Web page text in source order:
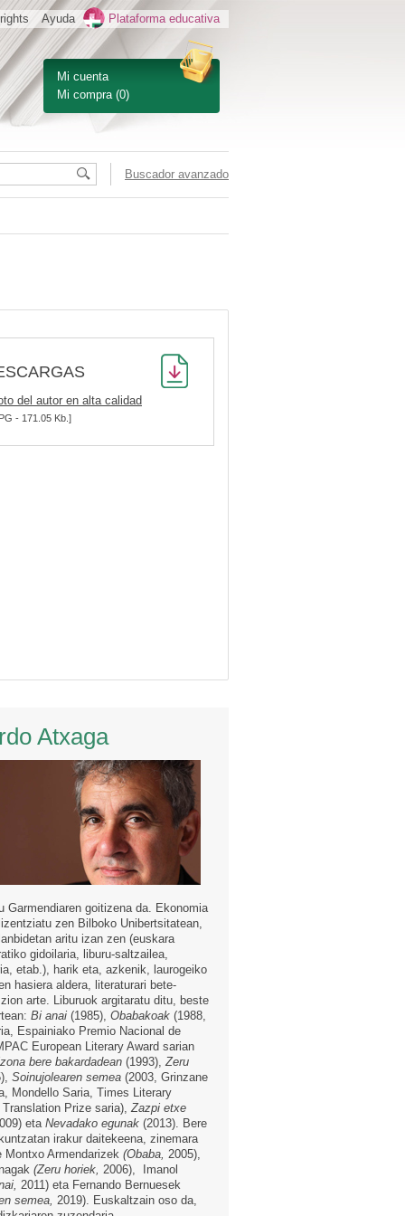
Mi cuenta
Mi compra (0)
Ayuda Plataforma educativa
Buscador avanzado
del autor en alta calidad
- 171.05 Kb.]
Atxaga
Garmendiaren goitizena da. Ekonomia
zen Bilboko Unibertsitatean,
aritu izan zen (euskara
gidoilaria, liburu-saltzailea,
etab.), harik eta, azkenik, laurogeiko
hasiera aldera, literaturari bete-
arte. Liburuok argitaratu ditu, beste
Bi anai (1985), Obabakoak (1988,
Espainiako Premio Nacional de
European Literary Award sarian
bere bakardadean (1993), Zeru
Soinujolearen semea (2003, Grinzane
Mondello Saria, Times Literary
Prize saria), Zazpi etxe
eta Nevadako egunak (2013). Bere
irakur daitekeena, zinemara
Montxo Armendarizek (Obaba, 2005),
(Zeru horiek, 2006), Imanol
2011) eta Fernando Bernuesek
semea,
2019). Euskaltzain oso da,